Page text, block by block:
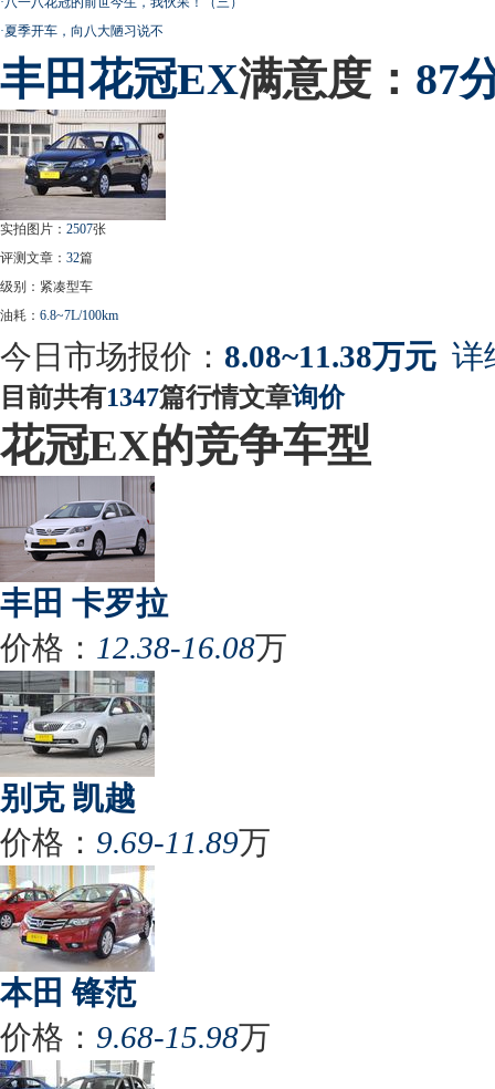
·夏季开车，向八大陋习说不
丰田 花冠EX满意度： 87
实拍图片： 2507张
评测文章： 32篇
级别：紧凑型车
油耗： 6.8~7L/100km
今日市场报价： 8.08~11.38万元 详
目前共有1347篇行情文章询价
花冠EX的竞争车型
丰田 卡罗拉
价格： 12.38-16.08万
别克 凯越
价格： 9.69-11.89万
本田 锋范
价格： 9.68-15.98万